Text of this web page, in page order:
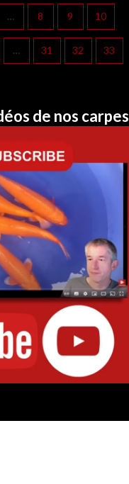
… 8 9 10
… 31 32 33
de nos carpes